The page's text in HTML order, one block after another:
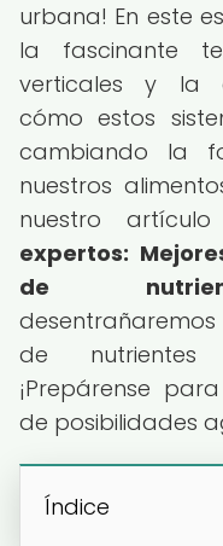
urbana! En este
la fascinante
verticales y la
cómo estos
cambiando la
nuestros
nuestro
expertos:
de
de nutrientes
¡Prepárense
de posibilidades
Índice